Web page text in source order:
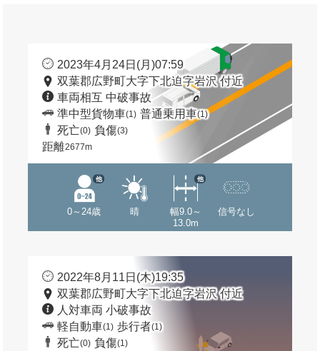
2023年4月24日(月)07:59
双葉郡広野町大字下北迫字岩沢 付近
車両相互 中破事故
準中型貨物車(1) 普通乗用車(1)
死亡(0) 負傷(3)
距離2677m
0～24歳
他
晴
幅9.0～
13.0m
他
信号なし
2022年8月11日(木)19:35
双葉郡広野町大字下北迫字岩沢 付近
人対車両 小破事故
軽自動車(1) 歩行者(1)
死亡(0) 負傷(1)